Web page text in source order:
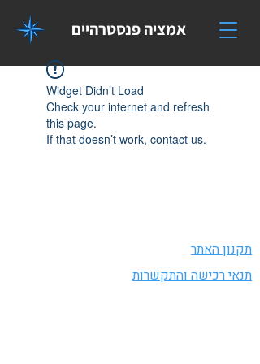
אמציה פנסטרהיים
Widget Didn’t Load
Check your internet and refresh
this page.
If that doesn’t work, contact us.
תקנון האתר
תנאי רכישה והתקשרות